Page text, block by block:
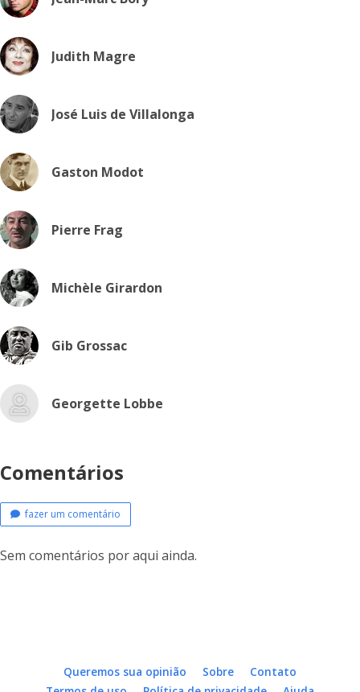
Judith Magre
José Luis de Villalonga
Gaston Modot
Pierre Frag
Michèle Girardon
Gib Grossac
Georgette Lobbe
Comentários
fazer um comentário
Sem comentários por aqui ainda.
Queremos sua opinião Sobre
Contato